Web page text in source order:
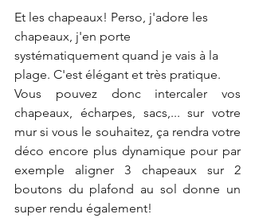
Et les chapeaux! Perso, j'adore les
chapeaux, j'en porte
systématiquement quand je vais à la
plage. C'est élégant et très pratique.
Vous pouvez donc intercaler vos
chapeaux, écharpes, sacs,... sur votre
mur si vous le souhaitez, ça rendra votre
déco encore plus dynamique pour par
exemple aligner 3 chapeaux sur 2
boutons du plafond au sol donne un
super rendu également!